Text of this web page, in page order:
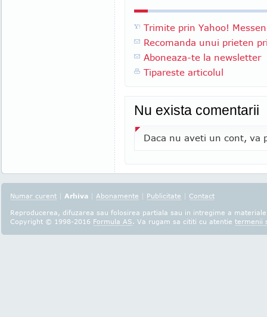
Trimite prin Yahoo!
Recomanda unui prieten
Aboneaza-te la newsletter
Tipareste articolul
Nu exista comentarii
Daca nu aveti un cont, va
Numar curent | Arhiva | Abonamente | Publicitate | Contact
Reproducerea, difuzarea sau folosirea partiala sau in intregime a
Copyright © 1998-2016 Formula AS. Va rugam sa cititi cu atentie termenii